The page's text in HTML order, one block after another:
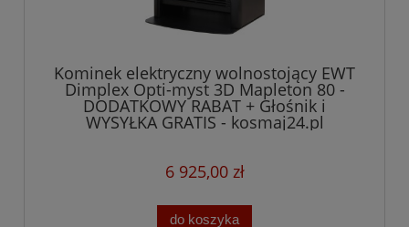
Kominek elektryczny wolnostojący EWT
Dimplex Opti-myst 3D Mapleton 80 -
DODATKOWY RABAT + Głośnik i
WYSYŁKA GRATIS - kosmaj24.pl
6 925,00 zł
do koszyka